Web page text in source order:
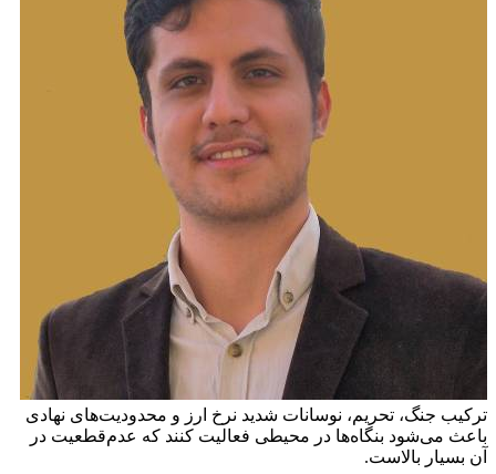
ترکیب جنگ، تحریم، نوسانات شدید نرخ ارز و محدودیت‌های نهادی
باعث می‌شود بنگاه‌ها در محیطی فعالیت کنند که عدم‌قطعیت در
آن بسیار بالاست.